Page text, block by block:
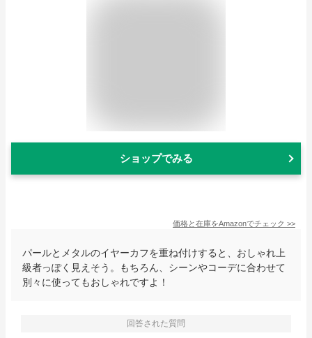
ショップでみる
価格と在庫をAmazonでチェック >>
パールとメタルのイヤーカフを重ね付けすると、おしゃれ上
級者っぽく見えそう。もちろん、シーンやコーデに合わせて
別々に使ってもおしゃれですよ！
回答された質問